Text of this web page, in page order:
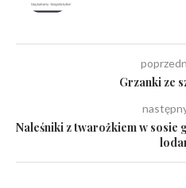
Grzanki ze
Naleśniki z twarożkiem w